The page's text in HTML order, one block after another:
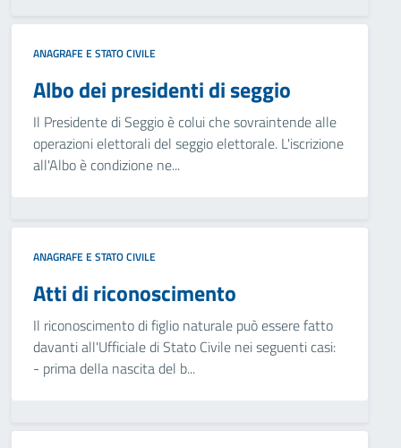
ANAGRAFE E STATO CIVILE
Albo dei presidenti di seggio
Il Presidente di Seggio è colui che sovraintende alle
operazioni elettorali del seggio elettorale. L'iscrizione
all'Albo è condizione ne...
ANAGRAFE E STATO CIVILE
Atti di riconoscimento
Il riconoscimento di figlio naturale può essere fatto
davanti all'Ufficiale di Stato Civile nei seguenti casi:
- prima della nascita del b...